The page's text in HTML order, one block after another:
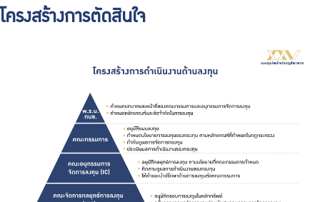
โครงสร้างการตัดสินใจ